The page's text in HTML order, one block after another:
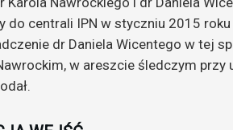
do centrali IPN w styczniu 2015
dr Daniela Wicentego w tej
w areszcie śledczym